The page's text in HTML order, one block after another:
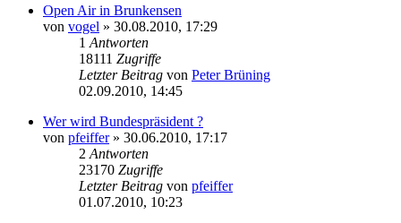
Open Air in Brunkensen
von vogel » 30.08.2010, 17:29
1 Antworten
18111 Zugriffe
Letzter Beitrag von Peter Brüning
02.09.2010, 14:45
Wer wird Bundespräsident ?
von pfeiffer» 30.06.2010, 17:17
2 Antworten
23170 Zugriffe
Letzter Beitrag von pfeiffer
01.07.2010, 10:23